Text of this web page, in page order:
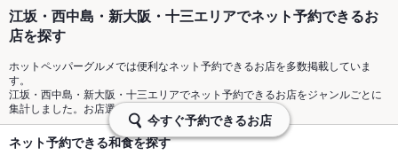
江坂・西中島・新大阪・十三エリアでネット予約できるお
店を探す
ホットペッパーグルメでは便利なネット予約できるお店を多数掲載していま
す。
江坂・西中島・新大阪・十三エリアでネット予約できるお店をジャンルごとに
集計しました。お店選びの参考に是非活用してください。
ネット予約できる和食を探す
今すぐ予約できるお店